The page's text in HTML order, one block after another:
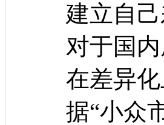
建立自
对于国
在差异
据“小众